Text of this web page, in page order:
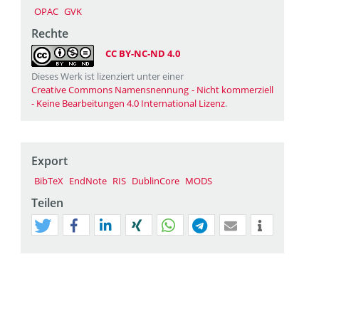
OPAC GVK
Rechte
CC BY-NC-ND 4.0
Dieses Werk ist lizenziert unter einer
Creative Commons Namensnennung - Nicht kommerziell
- Keine Bearbeitungen 4.0 International Lizenz.
Export
BibTeX EndNote RIS DublinCore MODS
Teilen